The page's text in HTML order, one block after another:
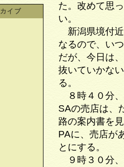
イブ
た。改めて思
い。
新潟県境付近
なるので、い
だが、今日は
抜いていかな
る。
８時４０分、
SAの売店は、
路の案内書を
PAに、売店が
とにする。
９時３０分、